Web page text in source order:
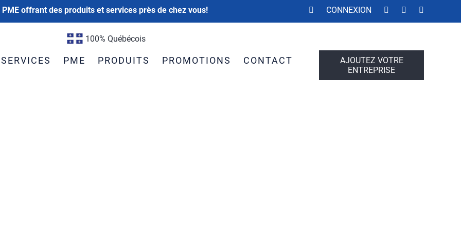
PME offrant des produits et services près de chez vous! CONNEXION
100% Québécois
AJOUTEZ VOTRE
ENTREPRISE
SERVICES PME PRODUITS PROMOTIONS CONTACT